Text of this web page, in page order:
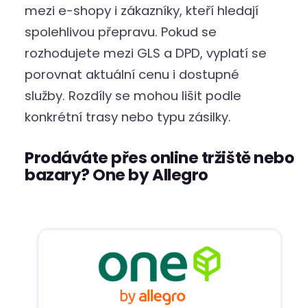
mezi e-shopy i zákazníky, kteří hledají
spolehlivou přepravu. Pokud se
rozhodujete mezi GLS a DPD, vyplatí se
porovnat aktuální cenu i dostupné
služby. Rozdíly se mohou lišit podle
konkrétní trasy nebo typu zásilky.
Prodáváte přes online tržiště nebo
bazary? One by Allegro